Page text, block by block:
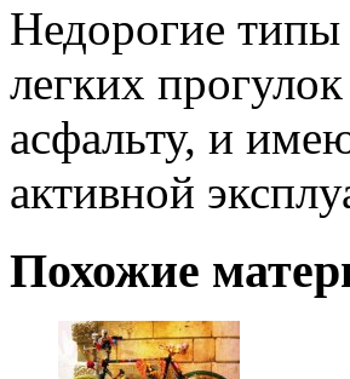
Недорогие типы
легких
асфальту, и
активной
Похожие